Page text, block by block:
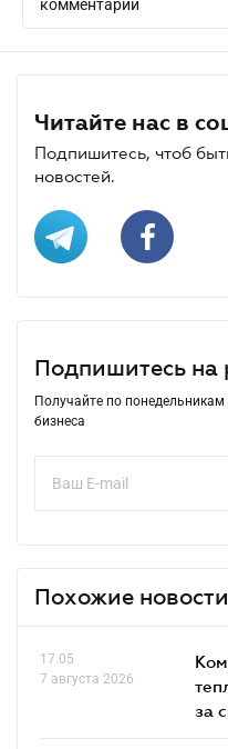
комментарий
Читайте нас в
Подпишитесь, чтоб
новостей.
Подпишитесь на
Получайте по
бизнеса
Похожие новости
17.05
7 августа 2026
за